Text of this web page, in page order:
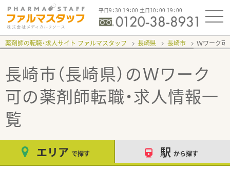
平日9：30-19：00 土日10：00-19：00
薬剤師の転職・求人サイト ファルマスタッフ 長崎県 長崎市 Ｗワーク可
長崎市（長崎県）のＷワーク
可の薬剤師転職・求人情報一
覧
エリア で探す 駅 から探す